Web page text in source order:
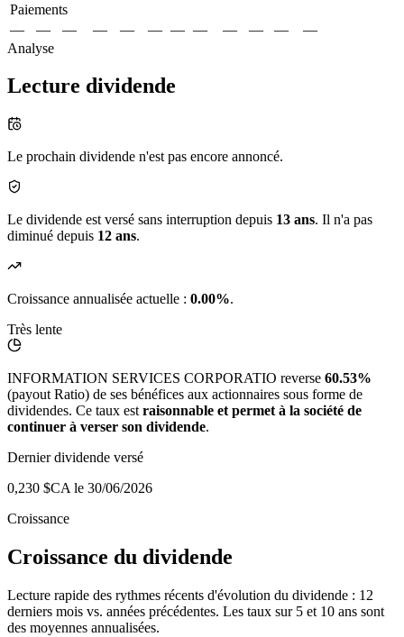
Paiements
—
— — — — — — — — — —
—
Analyse
Lecture dividende
Le prochain dividende n'est pas encore annoncé.
Le dividende est versé sans interruption depuis 13 ans. Il n'a pas
diminué depuis 12 ans.
Croissance annualisée actuelle : 0.00%.
Très lente
INFORMATION SERVICES CORPORATIO reverse 60.53%
(payout Ratio) de ses bénéfices aux actionnaires sous forme de
dividendes. Ce taux est raisonnable et permet à la société de
continuer à verser son dividende.
Dernier dividende versé
0,230 $CA le 30/06/2026
Croissance
Croissance du dividende
Lecture rapide des rythmes récents d'évolution du dividende : 12
derniers mois vs. années précédentes. Les taux sur 5 et 10 ans sont
des moyennes annualisées.